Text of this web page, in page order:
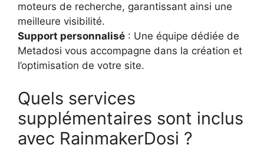
moteurs de recherche, garantissant ainsi une
meilleure visibilité.
Support personnalisé : Une équipe dédiée de
Metadosi vous accompagne dans la création et
l’optimisation de votre site.
Quels services
supplémentaires sont inclus
avec RainmakerDosi ?